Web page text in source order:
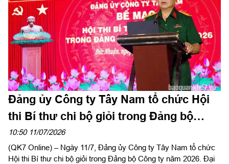
năm Thành phố vinh dự mang tên Chủ tịch Hồ Chí Minh và
hướng tới cột mốc 30 năm Ngân hàng Thương mại cổ phần
Quân đội (MB) có mặt tại khu vực phía Nam.
Đảng ủy Công ty Tây Nam tổ chức Hội
thi Bí thư chi bộ giỏi trong Đảng bộ
Công ty năm 2026
10:50 11/07/2026
(QK7 Online) – Ngày 11/7, Đảng ủy Công ty Tây Nam tổ chức
Hội thi Bí thư chi bộ giỏi trong Đảng bộ Công ty năm 2026. Đại